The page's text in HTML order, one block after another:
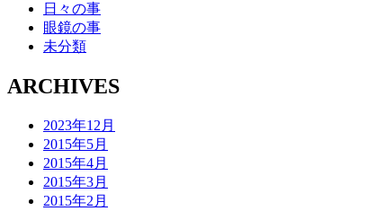
日々の事
眼鏡の事
未分類
ARCHIVES
2023年12月
2015年5月
2015年4月
2015年3月
2015年2月